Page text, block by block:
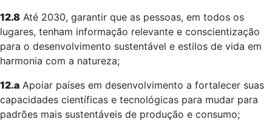
12.8 Até 2030, garantir que as pessoas, em todos os
lugares, tenham informação relevante e conscientização
para o desenvolvimento sustentável e estilos de vida em
harmonia com a natureza;
12.a Apoiar países em desenvolvimento a fortalecer suas
capacidades científicas e tecnológicas para mudar para
padrões mais sustentáveis de produção e consumo;